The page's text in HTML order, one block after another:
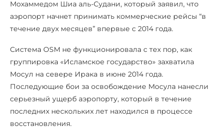
Мохаммедом Шиа аль-Судани, который заявил, что
аэропорт начнет принимать коммерческие рейсы “в
течение двух месяцев” впервые с 2014 года.
Система OSM не функционировала с тех пор, как
группировка «Исламское государство» захватила
Мосул на севере Ирака в июне 2014 года.
Последующие бои за освобождение Мосула нанесли
серьезный ущерб аэропорту, который в течение
последних нескольких лет находился в процессе
восстановления.